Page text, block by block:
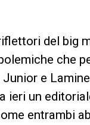
del big
che
e Lamine
ieri un
entrambi